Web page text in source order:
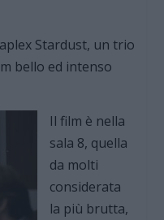
Il film è nella
sala 8, quella
da molti
considerata
la più brutta,